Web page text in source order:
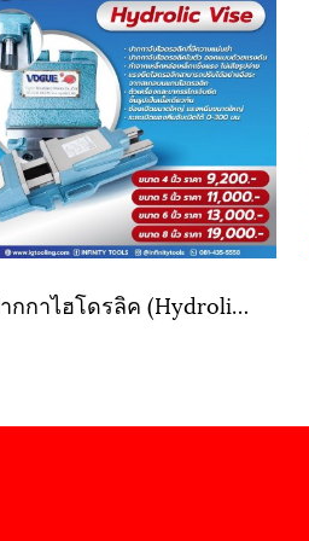
ปากกาไฮโดรลิค (Hydrolic Vise)